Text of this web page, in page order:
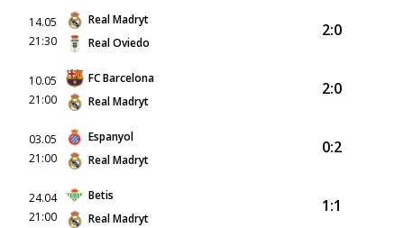
14.05
21:30
Real Madryt
Real Oviedo
2:0
10.05
21:00
FC Barcelona
Real Madryt
2:0
03.05
21:00
Espanyol
Real Madryt
0:2
24.04
21:00
Betis
Real Madryt
1:1